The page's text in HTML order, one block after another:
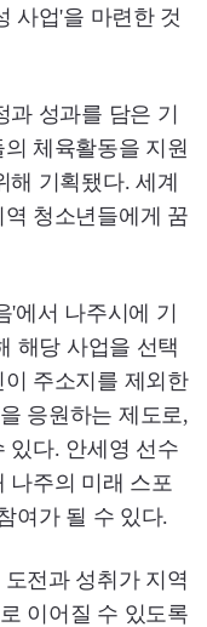
사업'을 마련한 것
성과를 담은 기
체육활동을 지원
기획됐다. 세계
청소년들에게 꿈
에서 나주시에 기
해당 사업을 선택
주소지를 제외한
응원하는 제도로,
있다. 안세영 선수
나주의 미래 스포
여가 될 수 있다.
전과 성취가 지역
이어질 수 있도록